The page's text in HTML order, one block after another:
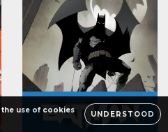
use of cookies
UNDERSTOOD